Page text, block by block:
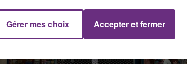
16h00 - 20h00
Le Week-end Champagne FM
Gérer mes choix Accepter et fermer